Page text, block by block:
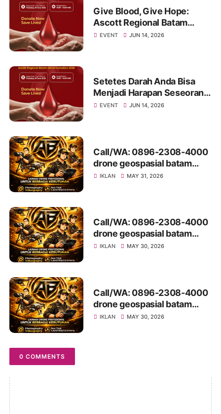
Give Blood, Give Hope:
Ascott Regional Batam
Invites the Community to
EVENT JUN 14, 2026
Setetes Darah Anda Bisa
Menjadi Harapan Seseorang:
Mari Bergabung di Donor
EVENT JUN 14, 2026
Call/WA: 0896-2308-4000
drone geospasial batam
LubukBaja
IKLAN MAY 31, 2026
Call/WA: 0896-2308-4000
drone geospasial batam
LubukBaja
IKLAN MAY 30, 2026
Call/WA: 0896-2308-4000
drone geospasial batam
Galang
IKLAN MAY 30, 2026
0 COMMENTS